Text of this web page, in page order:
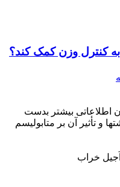
کنترل وزن کمک کند؟
اطلاعاتی بیشتر بدست
و تأثیر آن بر متابولیسم